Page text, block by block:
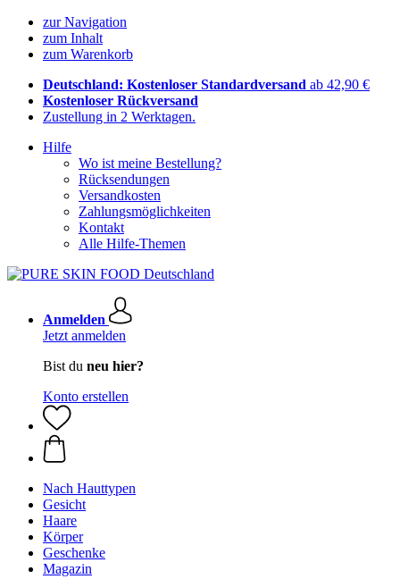
zur Navigation
zum Inhalt
zum Warenkorb
Deutschland: Kostenloser Standardversand ab 42,90 €
Kostenloser Rückversand
Zustellung in 2 Werktagen.
Hilfe
Wo ist meine Bestellung?
Rücksendungen
Versandkosten
Zahlungsmöglichkeiten
Kontakt
Alle Hilfe-Themen
Anmelden
Jetzt anmelden
Bist du neu hier?
Konto erstellen
Nach Hauttypen
Gesicht
Haare
Körper
Geschenke
Magazin